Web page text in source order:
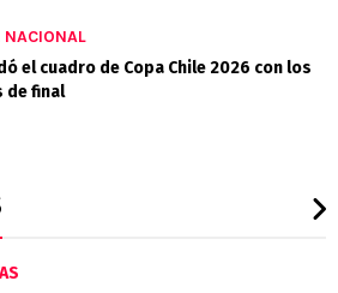
NACIONAL
el cuadro de Copa Chile 2026 con los
de final